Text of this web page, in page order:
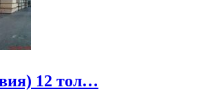
12 тол…